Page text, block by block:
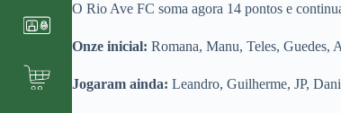
O Rio Ave FC soma agora 14 pontos e
Onze inicial: Romana, Manu, Teles, Guedes,
Jogaram ainda: Leandro, Guilherme, JP,